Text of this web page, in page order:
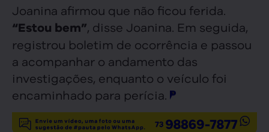
Joanina afirmou que não ficou ferida.
“Estou bem”, disse Joanina. Em seguida,
registrou boletim de ocorrência e passou
a acompanhar o andamento das
investigações, enquanto o veículo foi
encaminhado para perícia.